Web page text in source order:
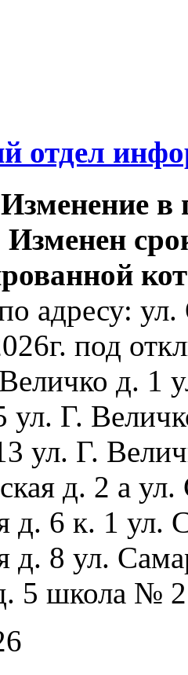
отдел
в
адресу:
под
д. 1
ул. Г.
ул. Г.
д. 2 а
д. 6 к. 1 ул.
д. 8 ул.
5 школа №